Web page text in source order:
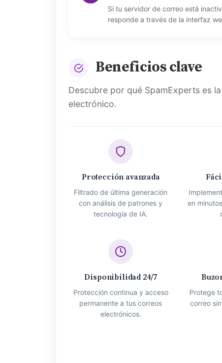
Si tu servidor de correo está
responde a través de la interfaz
Beneficios clave
Descubre por qué SpamExperts es
electrónico.
Protección avanzada
Filtrado de última generación
con análisis de patrones y
tecnología de IA.
en
Disponibilidad 24/7
Protección continua y acceso
permanente a tus correos
electrónicos.
Protege
correo